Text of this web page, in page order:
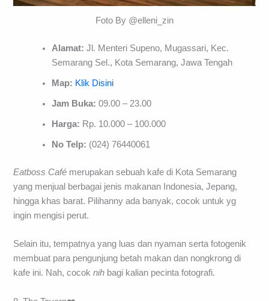
Foto By @elleni_zin
Alamat: Jl. Menteri Supeno, Mugassari, Kec.
Semarang Sel., Kota Semarang, Jawa Tengah
Map: Klik Disini
Jam Buka:09.00 – 23.00
Harga: Rp. 10.000 – 100.000
No Telp: (024) 76440061
Eatboss Café merupakan sebuah kafe di Kota Semarang
yang menjual berbagai jenis makanan Indonesia, Jepang,
hingga khas barat. Pilihanny ada banyak, cocok untuk yg
ingin mengisi perut.
Selain itu, tempatnya yang luas dan nyaman serta fotogenik
membuat para pengunjung betah makan dan nongkrong di
kafe ini. Nah, cocoknih bagi kalian pecinta fotografi.